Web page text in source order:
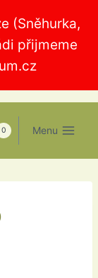
(Sněhurka,
přijmeme
0 Menu